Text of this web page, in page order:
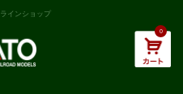
インショップ
0